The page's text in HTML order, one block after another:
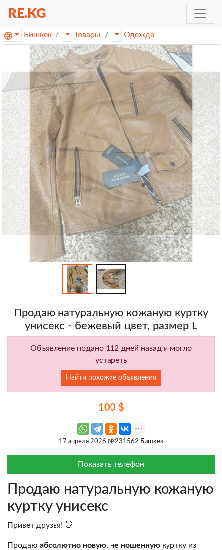
RE.KG
Бишкек Товары Одежда
Продаю натуральную кожаную куртку
унисекс - бежевый цвет, размер L
Объявление подано 112 дней назад и могло
устареть
Найти похожие объявления
100 $
17 апреля 2026 №231562 Бишкек
Показать телефон
Продаю натуральную кожаную
куртку унисекс
Привет друзья! 👋
Продаю абсолютно новую, не ношенную куртку из